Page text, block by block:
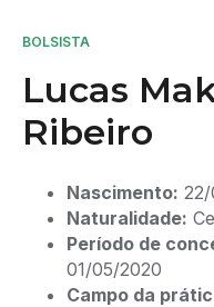
BOLSISTA
Lucas
Ribeiro
Nascimento: 22/
Naturalidade:
Período de
01/05/2020
Campo da